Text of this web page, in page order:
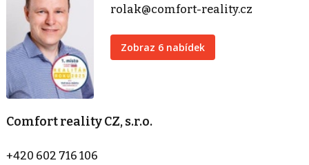
rolak@comfort-reality.cz
Zobraz 6 nabídek
Comfort reality CZ, s.r.o.
+420 602 716 106